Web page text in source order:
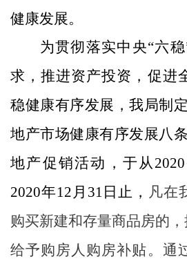
健康发展。
为贯彻落实中央“六
求，推进资产投资，促进
稳健康有序发展，我局制
地产市场健康有序发展八
地产促销活动，于从 2020
2020年12 月 31 日止， 凡在
购买新建和存量商品房的
给予购房人购房补贴。通